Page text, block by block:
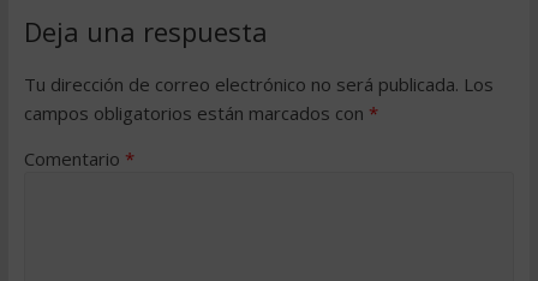
Deja una respuesta
Tu dirección de correo electrónico no será publicada. Los
campos obligatorios están marcados con *
Comentario *